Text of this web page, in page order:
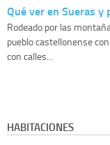
Qué ver en Sueras y
Rodeado por las
pueblo castellonense
con calles...
HABITACIONES